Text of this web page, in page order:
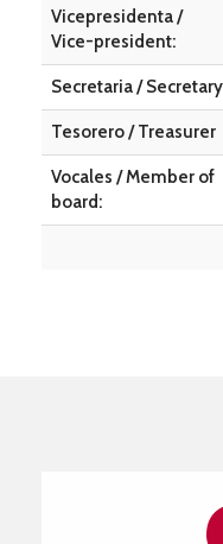
Vicepresidenta /
Vice-president:
Secretaria /
Tesorero / Treasurer
Vocales / Member of
board: